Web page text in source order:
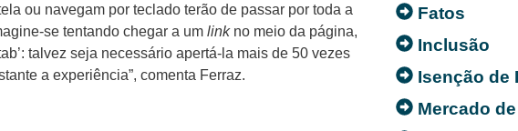
ou navegam por teclado terão de passar por toda a
se tentando chegar a um linkno meio da página,
talvez seja necessário apertá-la mais de 50 vezes
a experiência”, comenta Ferraz.
Fatos
Inclusão
Isenção de
Mercado